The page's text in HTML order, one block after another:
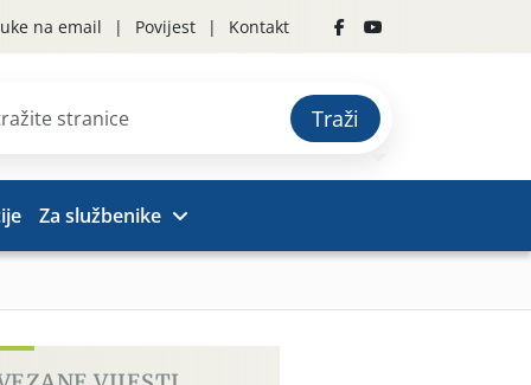
na email Povijest Kontakt
Traži
Za službenike